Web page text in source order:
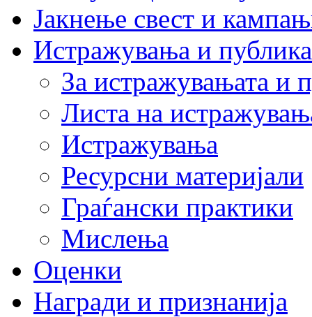
Јакнење свест и
Истражувања и
За истражувањата и
Листа на
Истражувања
Ресурсни материјали
Граѓански практики
Мислења
Оценки
Награди и признанија